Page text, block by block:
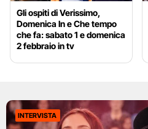
Gli ospiti di Verissimo,
Domenica In e Che tempo
che fa: sabato 1 e domenica
2 febbraio in tv
INTERVISTA